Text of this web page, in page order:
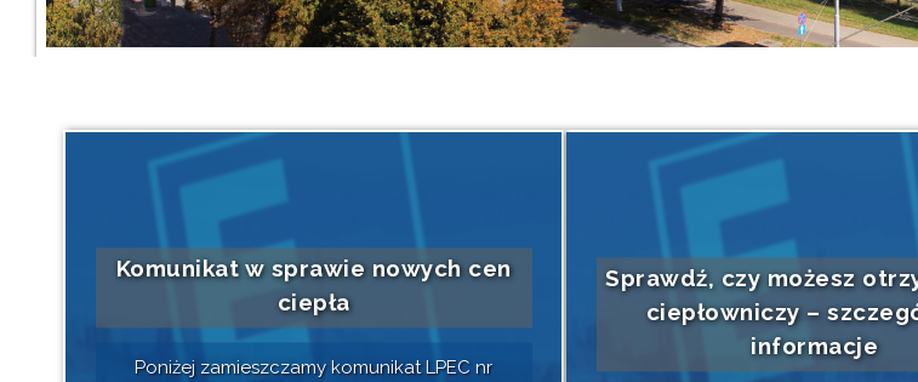
Komunikat w sprawie nowych cen
ciepła
Poniżej zamieszczamy komunikat LPEC nr
Sprawdź, czy możesz
ciepłowniczy –
informacje